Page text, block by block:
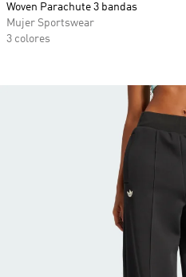
Woven Parachute 3 bandas
Mujer Sportswear
3 colores